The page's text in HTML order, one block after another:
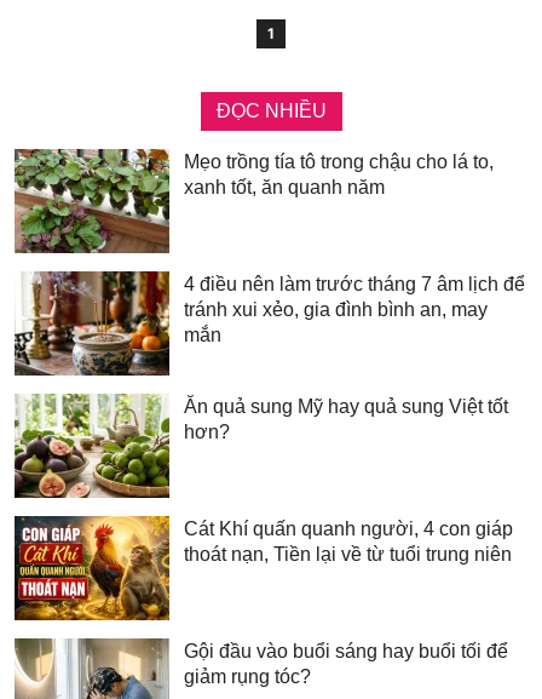
1
ĐỌC NHIỀU
Mẹo trồng tía tô trong chậu cho lá to,
xanh tốt, ăn quanh năm
4 điều nên làm trước tháng 7 âm lịch để
tránh xui xẻo, gia đình bình an, may
mắn
Ăn quả sung Mỹ hay quả sung Việt tốt
hơn?
Cát Khí quấn quanh người, 4 con giáp
thoát nạn, Tiền lại về từ tuổi trung niên
Gội đầu vào buổi sáng hay buổi tối để
giảm rụng tóc?